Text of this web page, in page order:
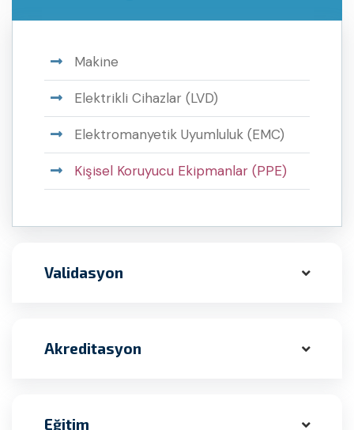
Makine
Elektrikli Cihazlar (LVD)
Elektromanyetik Uyumluluk (EMC)
Kişisel Koruyucu Ekipmanlar (PPE)
Validasyon
Akreditasyon
Eğitim